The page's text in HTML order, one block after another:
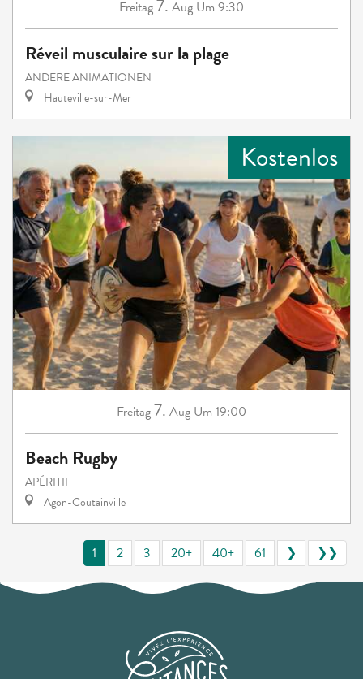
Freitag7. Aug Um 9:30
Réveil musculaire sur la plage
ANDERE ANIMATIONEN
Hauteville-sur-Mer
Kostenlos
Freitag7. Aug Um 19:00
Beach Rugby
APÉRITIF
Agon-Coutainville
1 2 3 20+ 40+ 61 ❯ ❯❯